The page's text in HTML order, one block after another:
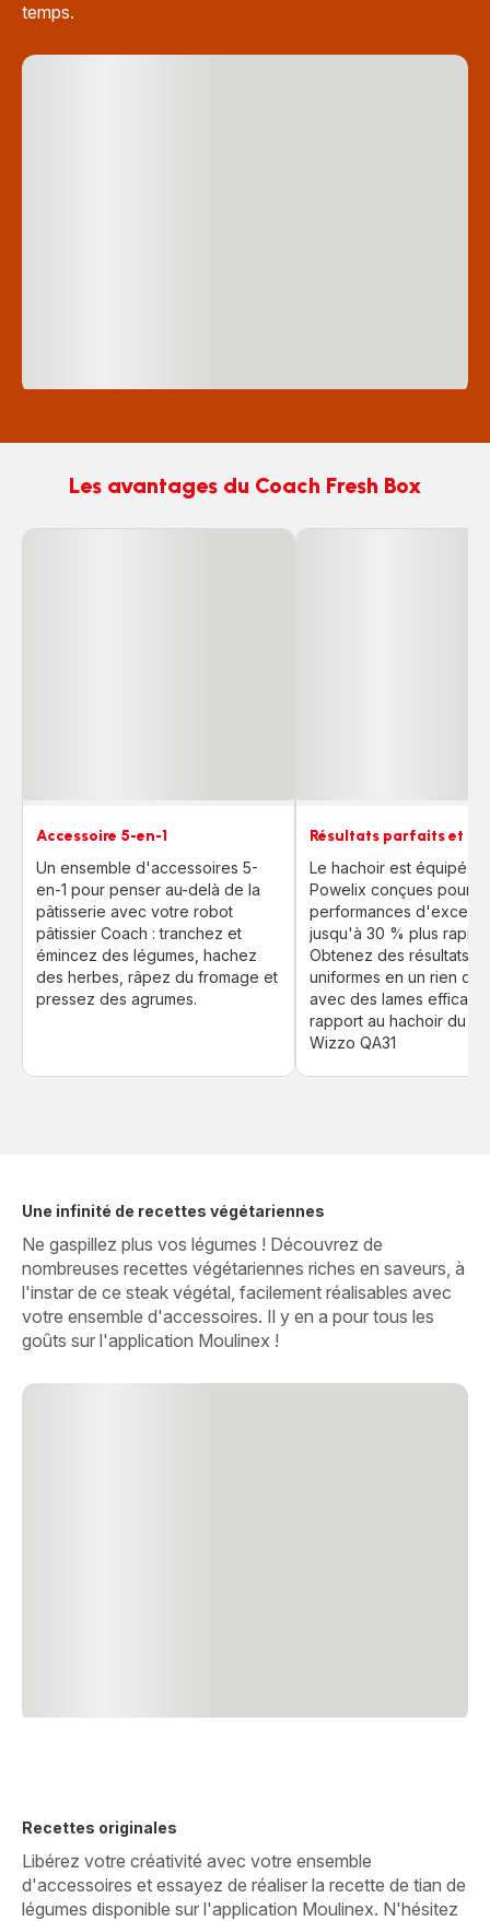
temps.
Les avantages du Coach Fresh Box
Accessoire 5-en-1
Un ensemble d'accessoires 5-
en-1 pour penser au-delà de la
pâtisserie avec votre robot
pâtissier Coach : tranchez et
émincez des légumes, hachez
des herbes, râpez du fromage et
pressez des agrumes.
Résultats parfaits et
Le hachoir est équipé
Powelix conçues pour
performances
jusqu'à 30 % plus
Obtenez des résultats
uniformes en un rien de
avec des lames
rapport au hachoir du
Wizzo QA31
Une infinité de recettes végétariennes
Ne gaspillez plus vos légumes ! Découvrez de
nombreuses recettes végétariennes riches en saveurs, à
l'instar de ce steak végétal, facilement réalisables avec
votre ensemble d'accessoires. Il y en a pour tous les
goûts sur l'application Moulinex !
Recettes originales
Libérez votre créativité avec votre ensemble
d'accessoires et essayez de réaliser la recette de tian de
légumes disponible sur l'application Moulinex. N'hésitez